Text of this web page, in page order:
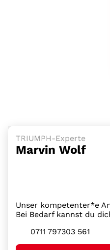
TRIUMPH-Experte
Marvin Wolf
Unser kompetenter*e
Bei Bedarf kannst du
0711 797303 561